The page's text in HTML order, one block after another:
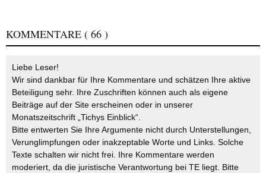
KOMMENTARE ( 66 )
Liebe Leser!
Wir sind dankbar für Ihre Kommentare und schätzen Ihre aktive
Beteiligung sehr. Ihre Zuschriften können auch als eigene
Beiträge auf der Site erscheinen oder in unserer
Monatszeitschrift „Tichys Einblick“.
Bitte entwerten Sie Ihre Argumente nicht durch Unterstellungen,
Verunglimpfungen oder inakzeptable Worte und Links. Solche
Texte schalten wir nicht frei. Ihre Kommentare werden
moderiert, da die juristische Verantwortung bei TE liegt. Bitte